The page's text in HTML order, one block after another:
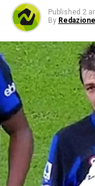
Published 2
By